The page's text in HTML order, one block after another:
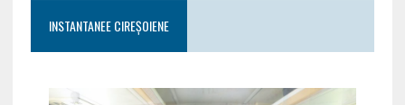
INSTANTANEE CIREȘOIENE